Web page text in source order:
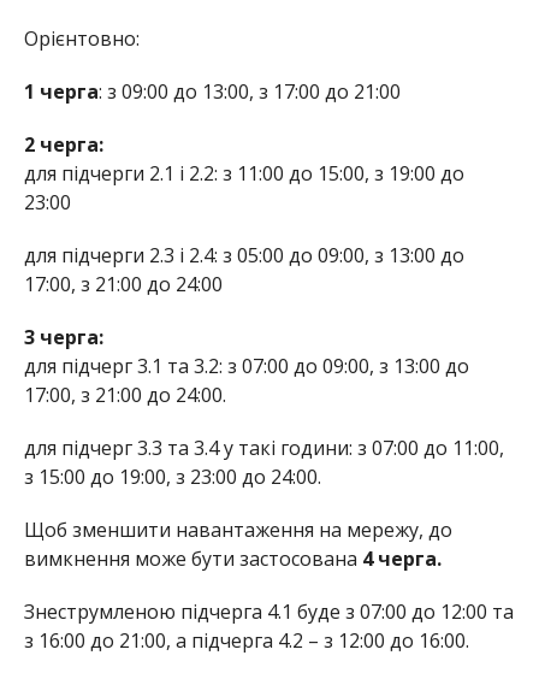
Орієнтовно:
1 черга: з 09:00 до 13:00, з 17:00 до 21:00
2 черга:
для підчерги 2.1 і 2.2: з 11:00 до 15:00, з 19:00 до
23:00
для підчерги 2.3 і 2.4: з 05:00 до 09:00, з 13:00 до
17:00, з 21:00 до 24:00
3 черга:
для підчерг 3.1 та 3.2: з 07:00 до 09:00, з 13:00 до
17:00, з 21:00 до 24:00.
для підчерг 3.3 та 3.4 у такі години: з 07:00 до 11:00,
з 15:00 до 19:00, з 23:00 до 24:00.
Щоб зменшити навантаження на мережу, до
вимкнення може бути застосована 4 черга.
Знеструмленою підчерга 4.1 буде з 07:00 до 12:00 та
з 16:00 до 21:00, а підчерга 4.2 – з 12:00 до 16:00.